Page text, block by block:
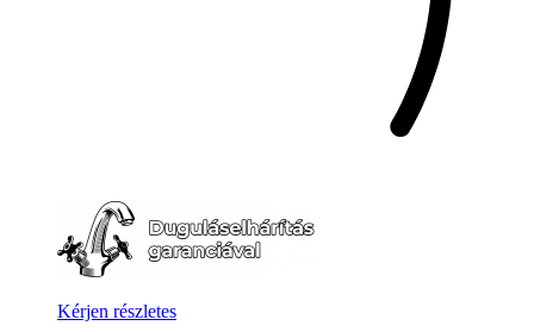
Kérjen részletes